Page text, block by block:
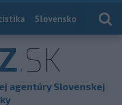
Slovensko
.SK
agentúry Slovenskej